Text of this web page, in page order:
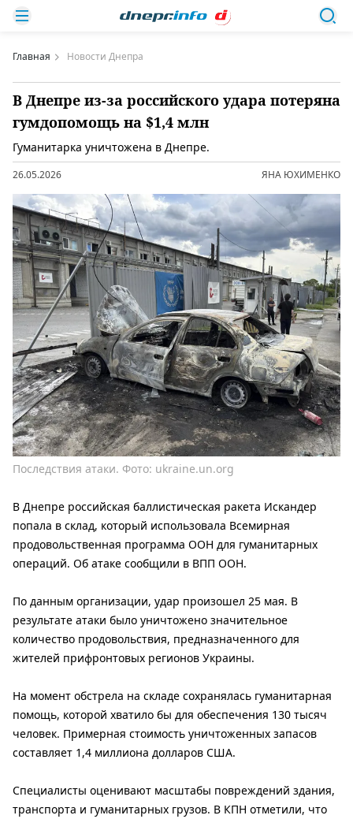
Главная Новости Днепра
В Днепре из-за российского удара потеряна
гумдопомощь на $1,4 млн
Гуманитарка уничтожена в Днепре.
26.05.2026 ЯНА ЮХИМЕНКО
Последствия атаки. Фото: ukraine.un.org
В Днепре российская баллистическая ракета Искандер
попала в склад, который использовала Всемирная
продовольственная программа ООН для гуманитарных
операций. Об атаке сообщили в ВПП ООН.
По данным организации, удар произошел 25 мая. В
результате атаки было уничтожено значительное
количество продовольствия, предназначенного для
жителей прифронтовых регионов Украины.
На момент обстрела на складе сохранялась гуманитарная
помощь, которой хватило бы для обеспечения 130 тысяч
человек. Примерная стоимость уничтоженных запасов
составляет 1,4 миллиона долларов США.
Специалисты оценивают масштабы повреждений здания,
транспорта и гуманитарных грузов. В КПН отметили, что